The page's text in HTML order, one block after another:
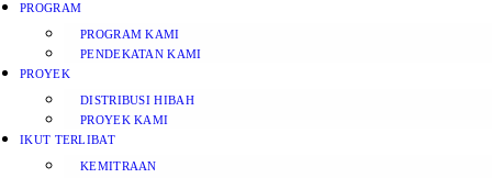
PROGRAM
PROGRAM KAMI
PENDEKATAN KAMI
PROYEK
DISTRIBUSI HIBAH
PROYEK KAMI
IKUT TERLIBAT
KEMITRAAN